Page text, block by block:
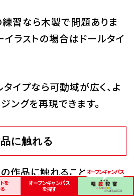
習なら木製で問題ありま
イラストの場合はドールタイ
イプなら可動域が広く、よ
ングを再現できます。
に触れる
作品に触れることで、より
を描けるようになります。
を
オープンキャンパス
を探す